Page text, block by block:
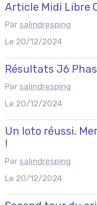
Article Midi Libre
Par salindresping
Le 20/12/2024
Résultats J6
Par salindresping
Le 20/12/2024
Un loto réussi.
!
Par salindresping
Le 20/12/2024